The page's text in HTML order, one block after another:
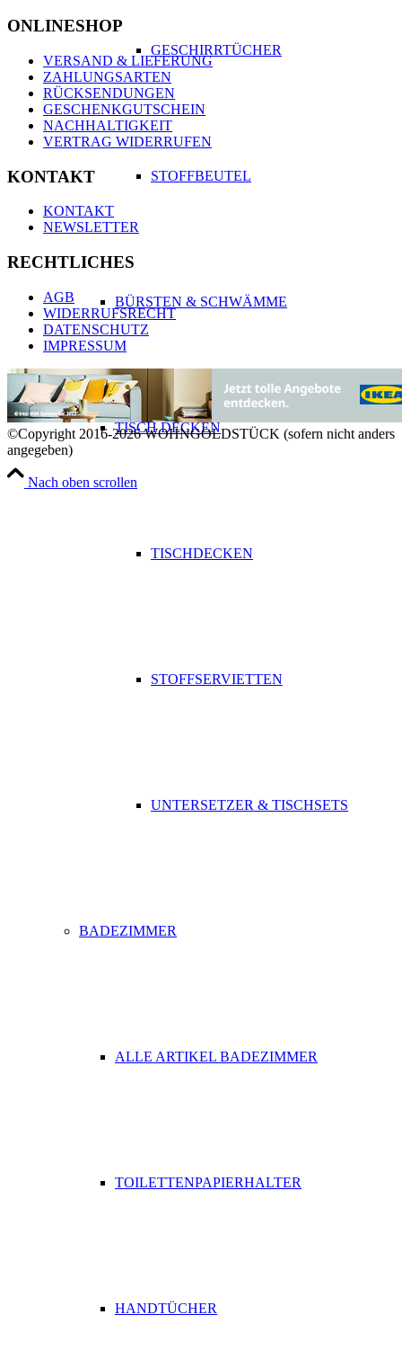
GESCHIRRTÜCHER
STOFFBEUTEL
BÜRSTEN & SCHWÄMME
TISCH DECKEN
TISCHDECKEN
STOFFSERVIETTEN
UNTERSETZER & TISCHSETS
BADEZIMMER
ALLE ARTIKEL BADEZIMMER
TOILETTENPAPIERHALTER
HANDTÜCHER
ONLINESHOP
VERSAND & LIEFERUNG
ZAHLUNGSARTEN
RÜCKSENDUNGEN
GESCHENKGUTSCHEIN
NACHHALTIGKEIT
VERTRAG WIDERRUFEN
KONTAKT
KONTAKT
NEWSLETTER
RECHTLICHES
AGB
WIDERRUFSRECHT
DATENSCHUTZ
IMPRESSUM
©Copyright 2016-2026 WOHNGOLDSTÜCK (sofern nicht anders
angegeben)
Nach oben scrollen